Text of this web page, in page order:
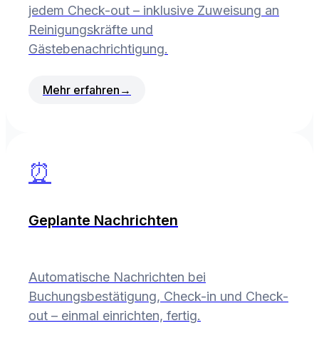
jedem Check-out – inklusive Zuweisung an
Reinigungskräfte und
Gästebenachrichtigung.
Mehr erfahren →
⏰
Geplante Nachrichten
Automatische Nachrichten bei
Buchungsbestätigung, Check-in und Check-
out – einmal einrichten, fertig.